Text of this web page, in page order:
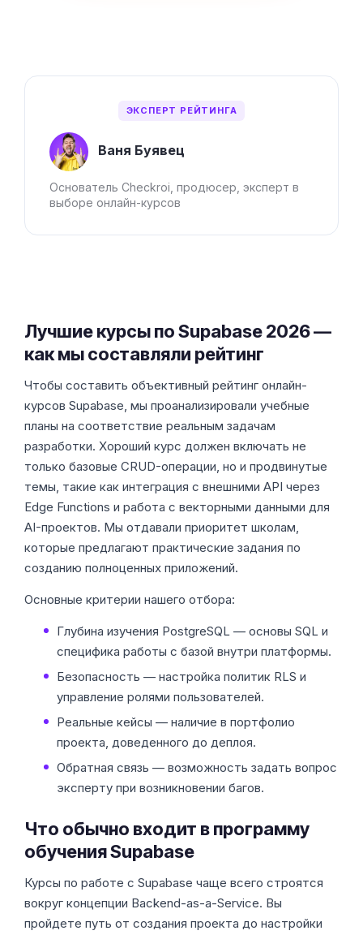
ЭКСПЕРТ РЕЙТИНГА
Ваня Буявец
Основатель Checkroi, продюсер, эксперт в
выборе онлайн-курсов
Лучшие курсы по Supabase 2026 —
как мы составляли рейтинг
Чтобы составить объективный рейтинг онлайн-
курсов Supabase, мы проанализировали учебные
планы на соответствие реальным задачам
разработки. Хороший курс должен включать не
только базовые CRUD-операции, но и продвинутые
темы, такие как интеграция с внешними API через
Edge Functions и работа с векторными данными для
AI-проектов. Мы отдавали приоритет школам,
которые предлагают практические задания по
созданию полноценных приложений.
Основные критерии нашего отбора:
Глубина изучения PostgreSQL — основы SQL и
специфика работы с базой внутри платформы.
Безопасность — настройка политик RLS и
управление ролями пользователей.
Реальные кейсы — наличие в портфолио
проекта, доведенного до деплоя.
Обратная связь — возможность задать вопрос
эксперту при возникновении багов.
Что обычно входит в программу
обучения Supabase
Курсы по работе с Supabase чаще всего строятся
вокруг концепции Backend-as-a-Service. Вы
пройдете путь от создания проекта до настройки